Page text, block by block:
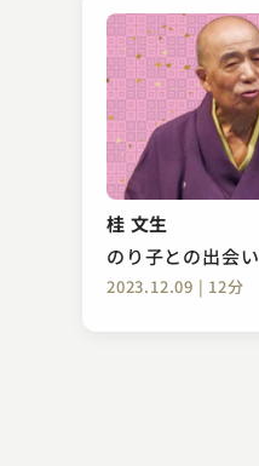
桂 文生
のり子との出会い
2023.12.09 | 12分
五明樓 玉の輔
紙入れ
2024.08.27 | 10分